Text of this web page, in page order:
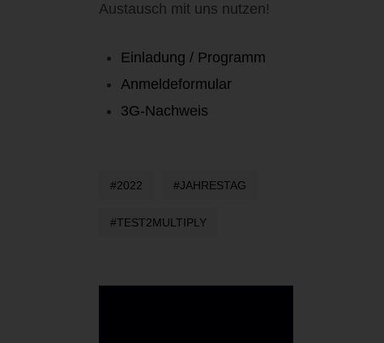
Austausch mit uns nutzen!
Einladung / Programm
Anmeldeformular
3G-Nachweis
2022 JAHRESTAG
TEST2MULTIPLY